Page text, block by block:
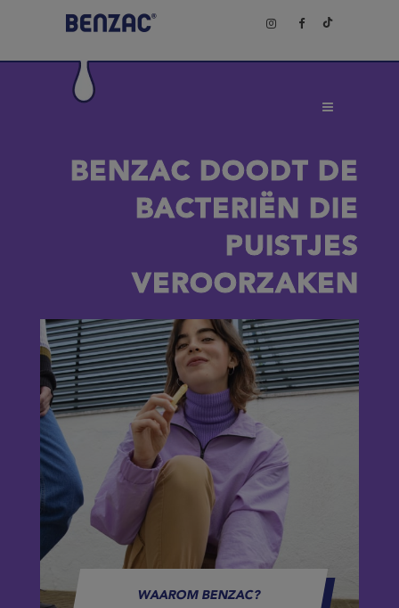
BENZAC DOODT DE
BACTERIËN DIE
PUISTJES
VEROORZAKEN
WAAROM BENZAC?